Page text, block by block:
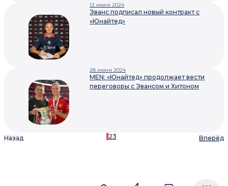
12 июля 2024
Эванс подписал новый контракт с
«Юнайтед»
28 июня 2024
MEN: «Юнайтед» продолжает вести
переговоры с Эвансом и Хитоном
123
Назад Вперёд